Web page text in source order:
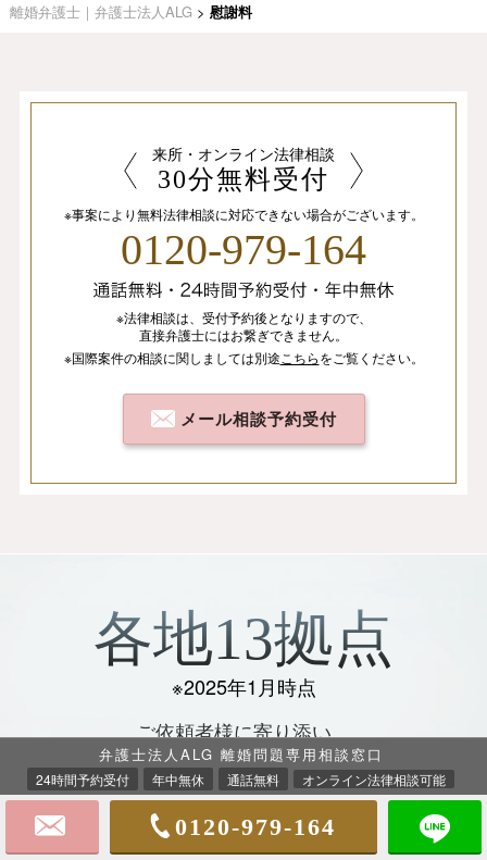
離婚弁護士｜弁護士法人ALG > 慰謝料
来所・オンライン法律相談
30分無料受付
※事案により無料法律相談に対応できない場合がございます。
0120-979-164
※法律相談は、 受付予約後となりますので、
直接弁護士にはお繋ぎできません。
※国際案件の相談に関しましては別途 こちらをご覧ください。
メール相談予約受付
各地13拠点
※2025年1月時点
ご依頼者様に寄り添い、
明るい未来のために全力を尽くします
事務所案内
弁護士法人ALG 離婚問題専用相談窓口
24時間予約受付 年中無休 通話無料 オンライン法律相談可能
0120-979-164